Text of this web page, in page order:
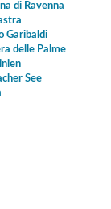
di Ravenna
Garibaldi
delle Palme
See